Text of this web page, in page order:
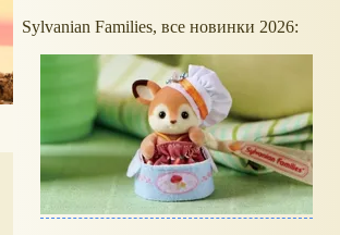
Sylvanian Families, все новинки 2026: